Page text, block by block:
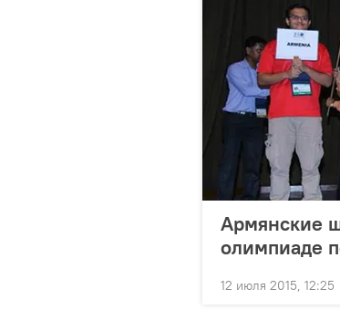
Армянские
олимпиаде
12 июля 2015, 12:25